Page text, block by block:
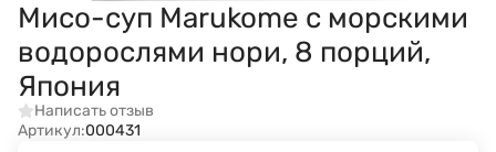
Мисо-суп Marukome с морскими
водорослями нори, 8 порций,
Япония
Написать отзыв
Артикул:000431